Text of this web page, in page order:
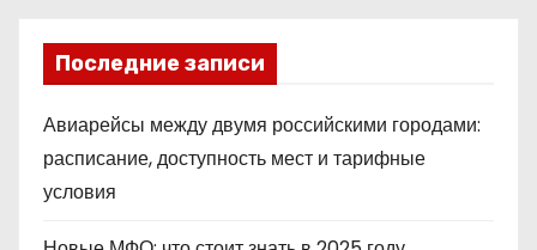
Последние записи
Авиарейсы между двумя российскими городами:
расписание, доступность мест и тарифные
условия